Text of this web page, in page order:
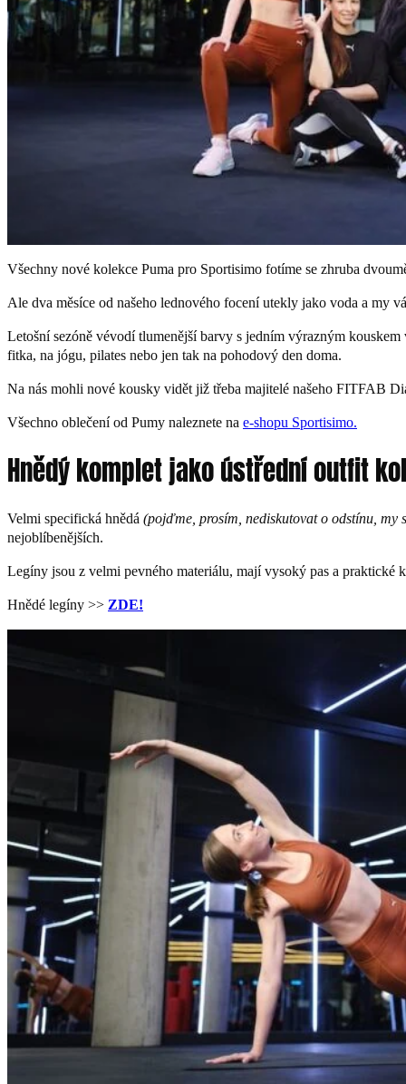
Všechny nové kolekce Puma pro Sportisimo fotíme se zhruba
Ale dva měsíce od našeho lednového focení utekly jako voda a my
Letošní sezóně vévodí tlumenější barvy s jedním výrazným
fitka, na jógu, pilates nebo jen tak na pohodový den doma.
Na nás mohli nové kousky vidět již třeba majitelé našeho FITFAB
Všechno oblečení od Pumy naleznete na e-shopu Sportisimo.
Hnědý komplet jako ústřední outfit
Velmi specifická hnědá (pojďme, prosím, nediskutovat o odstínu, my
nejoblíbenějších.
Legíny jsou z velmi pevného materiálu, mají vysoký pas a praktické
Hnědé legíny >> ZDE!